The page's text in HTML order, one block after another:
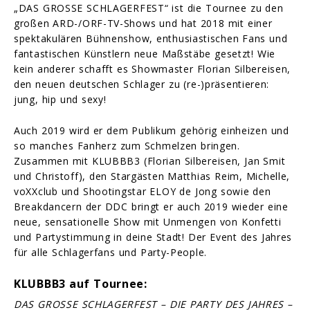
„DAS GROSSE SCHLAGERFEST“ ist die Tournee zu den
großen ARD-/ORF-TV-Shows und hat 2018 mit einer
spektakulären Bühnenshow, enthusiastischen Fans und
fantastischen Künstlern neue Maßstäbe gesetzt! Wie
kein anderer schafft es Showmaster Florian Silbereisen,
den neuen deutschen Schlager zu (re-)präsentieren:
jung, hip und sexy!
Auch 2019 wird er dem Publikum gehörig einheizen und
so manches Fanherz zum Schmelzen bringen.
Zusammen mit KLUBBB3 (Florian Silbereisen, Jan Smit
und Christoff), den Stargästen Matthias Reim, Michelle,
voXXclub und Shootingstar ELOY de Jong sowie den
Breakdancern der DDC bringt er auch 2019 wieder eine
neue, sensationelle Show mit Unmengen von Konfetti
und Partystimmung in deine Stadt! Der Event des Jahres
für alle Schlagerfans und Party-People.
KLUBBB3 auf Tournee:
DAS GROSSE SCHLAGERFEST – DIE PARTY DES JAHRES –